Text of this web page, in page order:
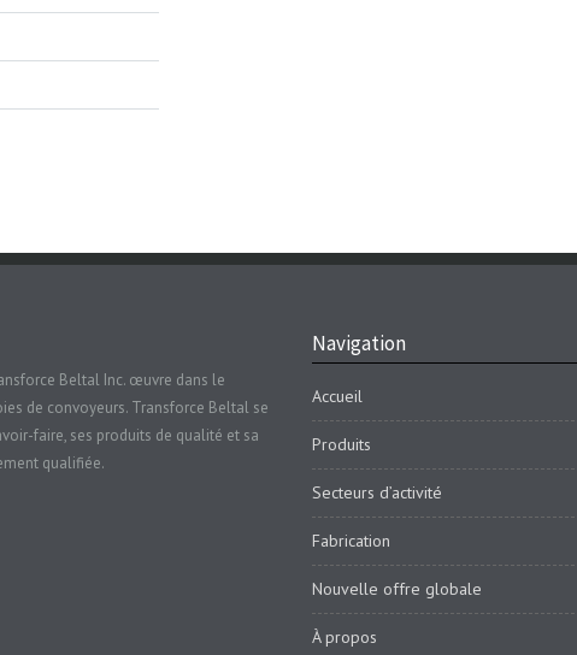
Beltal Inc. œuvre dans le
de convoyeurs. Transforce Beltal se
faire, ses produits de qualité et sa
qualifiée.
Navigation
Accueil
Produits
Secteurs d’activité
Fabrication
Nouvelle offre globale
À propos